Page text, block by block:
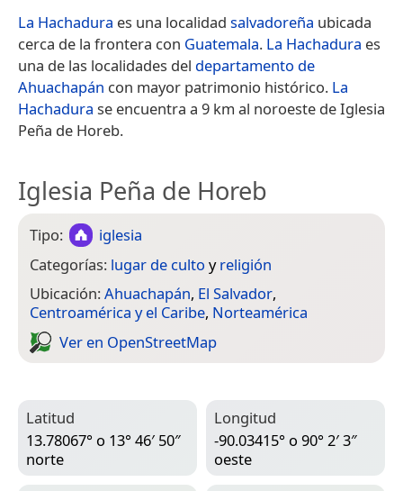
La Hachadura es una localidad salvadoreña ubicada
cerca de la frontera con Guatemala. La Hachadura es
una de las localidades del departamento de
Ahuachapán con mayor patrimonio histórico. La
Hachadura se encuentra a 9 km al noroeste de Iglesia
Peña de Horeb.
Iglesia Peña de Horeb
Tipo:
iglesia
Categorías: lugar de culto yreligión
Ubicación:Ahuachapán, El Salvador,
Centroamérica y el Caribe, Norteamérica
Ver en Open­Street­Map
Latitud
13.78067° o 13° 46′ 50″
norte
Longitud
-90.03415° o 90° 2′ 3″
oeste